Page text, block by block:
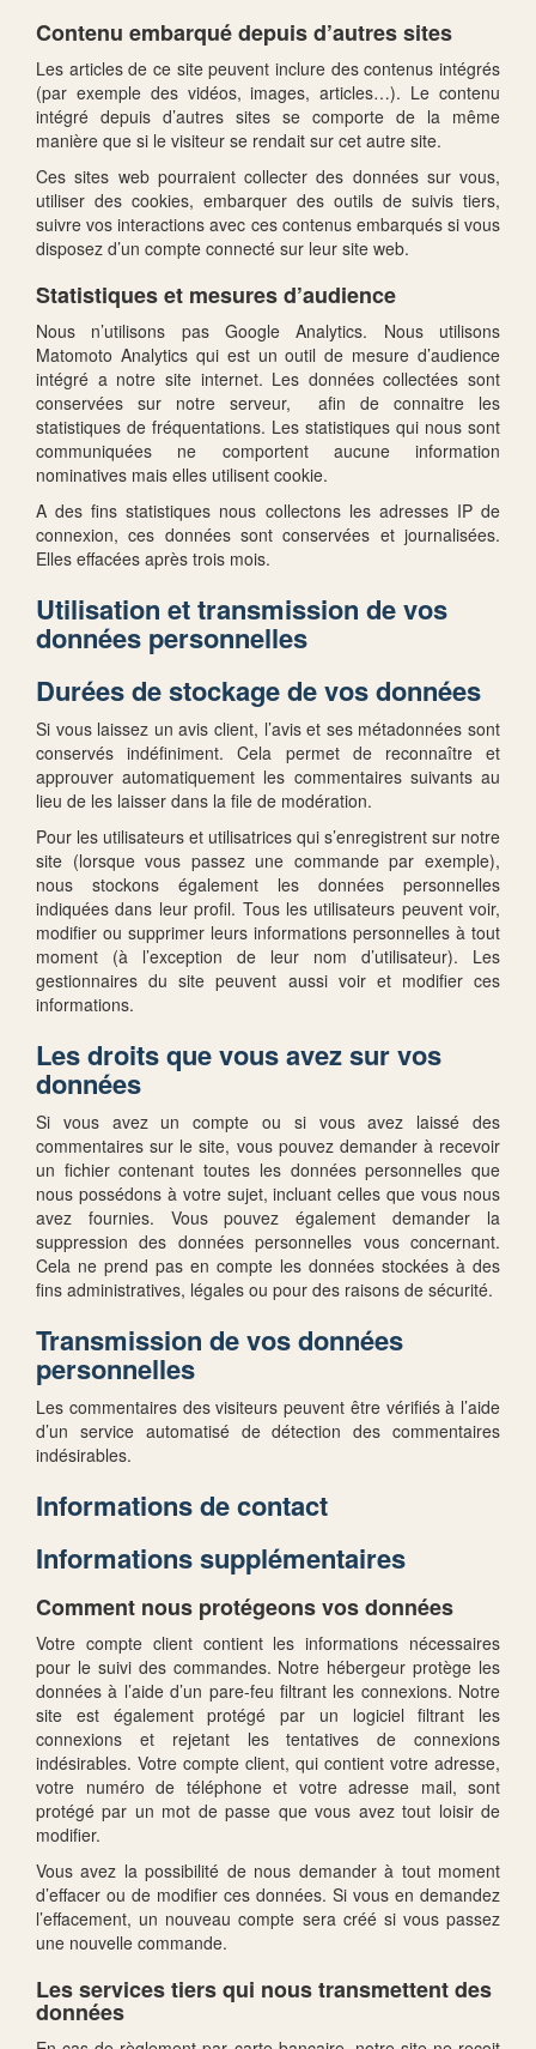
Contenu embarqué depuis d’autres sites
Les articles de ce site peuvent inclure des contenus intégrés
(par exemple des vidéos, images, articles…). Le contenu
intégré depuis d’autres sites se comporte de la même
manière que si le visiteur se rendait sur cet autre site.
Ces sites web pourraient collecter des données sur vous,
utiliser des cookies, embarquer des outils de suivis tiers,
suivre vos interactions avec ces contenus embarqués si vous
disposez d’un compte connecté sur leur site web.
Statistiques et mesures d’audience
Nous n’utilisons pas Google Analytics. Nous utilisons
Matomoto Analytics qui est un outil de mesure d’audience
intégré a notre site internet. Les données collectées sont
conservées sur notre serveur, afin de connaitre les
statistiques de fréquentations. Les statistiques qui nous sont
communiquées ne comportent aucune information
nominatives mais elles utilisent cookie.
A des fins statistiques nous collectons les adresses IP de
connexion, ces données sont conservées et journalisées.
Elles effacées après trois mois.
Utilisation et transmission de vos
données personnelles
Durées de stockage de vos données
Si vous laissez un avis client, l’avis et ses métadonnées sont
conservés indéfiniment. Cela permet de reconnaître et
approuver automatiquement les commentaires suivants au
lieu de les laisser dans la file de modération.
Pour les utilisateurs et utilisatrices qui s’enregistrent sur notre
site (lorsque vous passez une commande par exemple),
nous stockons également les données personnelles
indiquées dans leur profil. Tous les utilisateurs peuvent voir,
modifier ou supprimer leurs informations personnelles à tout
moment (à l’exception de leur nom d’utilisateur). Les
gestionnaires du site peuvent aussi voir et modifier ces
informations.
Les droits que vous avez sur vos
données
Si vous avez un compte ou si vous avez laissé des
commentaires sur le site, vous pouvez demander à recevoir
un fichier contenant toutes les données personnelles que
nous possédons à votre sujet, incluant celles que vous nous
avez fournies. Vous pouvez également demander la
suppression des données personnelles vous concernant.
Cela ne prend pas en compte les données stockées à des
fins administratives, légales ou pour des raisons de sécurité.
Transmission de vos données
personnelles
Les commentaires des visiteurs peuvent être vérifiés à l’aide
d’un service automatisé de détection des commentaires
indésirables.
Informations de contact
Informations supplémentaires
Comment nous protégeons vos données
Votre compte client contient les informations nécessaires
pour le suivi des commandes. Notre hébergeur protège les
données à l’aide d’un pare-feu filtrant les connexions. Notre
site est également protégé par un logiciel filtrant les
connexions et rejetant les tentatives de connexions
indésirables. Votre compte client, qui contient votre adresse,
votre numéro de téléphone et votre adresse mail, sont
protégé par un mot de passe que vous avez tout loisir de
modifier.
Vous avez la possibilité de nous demander à tout moment
d’effacer ou de modifier ces données. Si vous en demandez
l’effacement, un nouveau compte sera créé si vous passez
une nouvelle commande.
Les services tiers qui nous transmettent des
données